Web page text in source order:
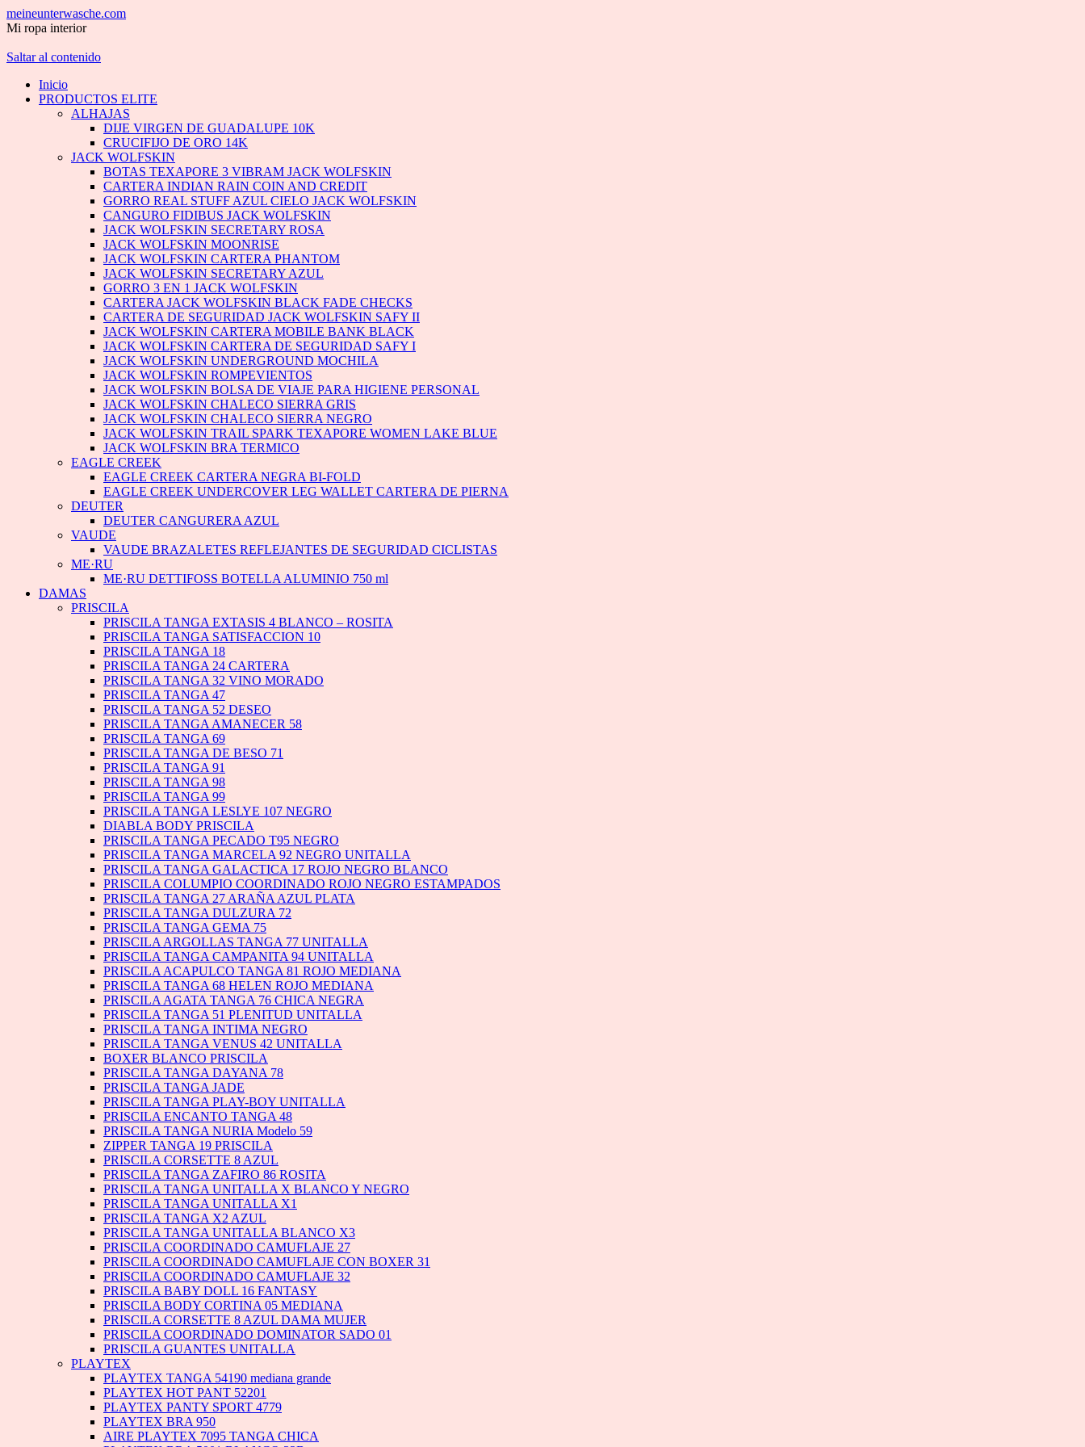
meineunterwasche.com
Mi ropa interior
Saltar al contenido
Inicio
PRODUCTOS ELITE
ALHAJAS
DIJE VIRGEN DE GUADALUPE 10K
CRUCIFIJO DE ORO 14K
JACK WOLFSKIN
BOTAS TEXAPORE 3 VIBRAM JACK WOLFSKIN
CARTERA INDIAN RAIN COIN AND CREDIT
GORRO REAL STUFF AZUL CIELO JACK WOLFSKIN
CANGURO FIDIBUS JACK WOLFSKIN
JACK WOLFSKIN SECRETARY ROSA
JACK WOLFSKIN MOONRISE
JACK WOLFSKIN CARTERA PHANTOM
JACK WOLFSKIN SECRETARY AZUL
GORRO 3 EN 1 JACK WOLFSKIN
CARTERA JACK WOLFSKIN BLACK FADE CHECKS
CARTERA DE SEGURIDAD JACK WOLFSKIN SAFY II
JACK WOLFSKIN CARTERA MOBILE BANK BLACK
JACK WOLFSKIN CARTERA DE SEGURIDAD SAFY I
JACK WOLFSKIN UNDERGROUND MOCHILA
JACK WOLFSKIN ROMPEVIENTOS
JACK WOLFSKIN BOLSA DE VIAJE PARA HIGIENE PERSONAL
JACK WOLFSKIN CHALECO SIERRA GRIS
JACK WOLFSKIN CHALECO SIERRA NEGRO
JACK WOLFSKIN TRAIL SPARK TEXAPORE WOMEN LAKE BLUE
JACK WOLFSKIN BRA TERMICO
EAGLE CREEK
EAGLE CREEK CARTERA NEGRA BI-FOLD
EAGLE CREEK UNDERCOVER LEG WALLET CARTERA DE PIERNA
DEUTER
DEUTER CANGURERA AZUL
VAUDE
VAUDE BRAZALETES REFLEJANTES DE SEGURIDAD CICLISTAS
ME·RU
ME·RU DETTIFOSS BOTELLA ALUMINIO 750 ml
DAMAS
PRISCILA
PRISCILA TANGA EXTASIS 4 BLANCO – ROSITA
PRISCILA TANGA SATISFACCION 10
PRISCILA TANGA 18
PRISCILA TANGA 24 CARTERA
PRISCILA TANGA 32 VINO MORADO
PRISCILA TANGA 47
PRISCILA TANGA 52 DESEO
PRISCILA TANGA AMANECER 58
PRISCILA TANGA 69
PRISCILA TANGA DE BESO 71
PRISCILA TANGA 91
PRISCILA TANGA 98
PRISCILA TANGA 99
PRISCILA TANGA LESLYE 107 NEGRO
DIABLA BODY PRISCILA
PRISCILA TANGA PECADO T95 NEGRO
PRISCILA TANGA MARCELA 92 NEGRO UNITALLA
PRISCILA TANGA GALACTICA 17 ROJO NEGRO BLANCO
PRISCILA COLUMPIO COORDINADO ROJO NEGRO ESTAMPADOS
PRISCILA TANGA 27 ARAÑA AZUL PLATA
PRISCILA TANGA DULZURA 72
PRISCILA TANGA GEMA 75
PRISCILA ARGOLLAS TANGA 77 UNITALLA
PRISCILA TANGA CAMPANITA 94 UNITALLA
PRISCILA ACAPULCO TANGA 81 ROJO MEDIANA
PRISCILA TANGA 68 HELEN ROJO MEDIANA
PRISCILA AGATA TANGA 76 CHICA NEGRA
PRISCILA TANGA 51 PLENITUD UNITALLA
PRISCILA TANGA INTIMA NEGRO
PRISCILA TANGA VENUS 42 UNITALLA
BOXER BLANCO PRISCILA
PRISCILA TANGA DAYANA 78
PRISCILA TANGA JADE
PRISCILA TANGA PLAY-BOY UNITALLA
PRISCILA ENCANTO TANGA 48
PRISCILA TANGA NURIA Modelo 59
ZIPPER TANGA 19 PRISCILA
PRISCILA CORSETTE 8 AZUL
PRISCILA TANGA ZAFIRO 86 ROSITA
PRISCILA TANGA UNITALLA X BLANCO Y NEGRO
PRISCILA TANGA UNITALLA X1
PRISCILA TANGA X2 AZUL
PRISCILA TANGA UNITALLA BLANCO X3
PRISCILA COORDINADO CAMUFLAJE 27
PRISCILA COORDINADO CAMUFLAJE CON BOXER 31
PRISCILA COORDINADO CAMUFLAJE 32
PRISCILA BABY DOLL 16 FANTASY
PRISCILA BODY CORTINA 05 MEDIANA
PRISCILA CORSETTE 8 AZUL DAMA MUJER
PRISCILA COORDINADO DOMINATOR SADO 01
PRISCILA GUANTES UNITALLA
PLAYTEX
PLAYTEX TANGA 54190 mediana grande
PLAYTEX HOT PANT 52201
PLAYTEX PANTY SPORT 4779
PLAYTEX BRA 950
AIRE PLAYTEX 7095 TANGA CHICA